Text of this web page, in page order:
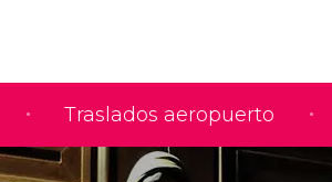
Traslados aeropuerto